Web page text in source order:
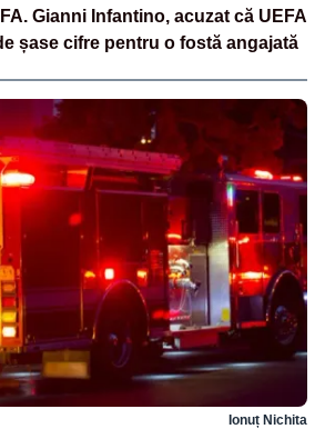
Gianni Infantino, acuzat că UEFA
șase cifre pentru o fostă angajată
Ionuț Nichita